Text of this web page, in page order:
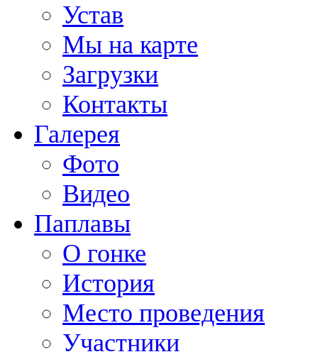
Устав
Мы на карте
Загрузки
Контакты
Галерея
Фото
Видео
Паплавы
О гонке
История
Место проведения
Участники